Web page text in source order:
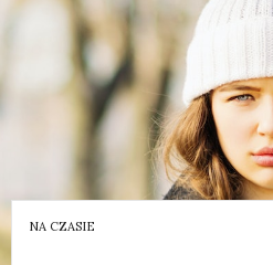
NA CZASIE